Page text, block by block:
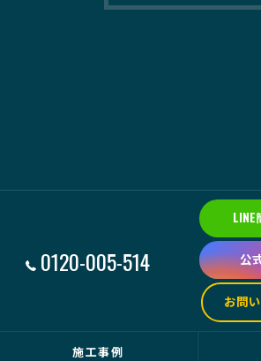
0120-005-514 公
お問
施工事例